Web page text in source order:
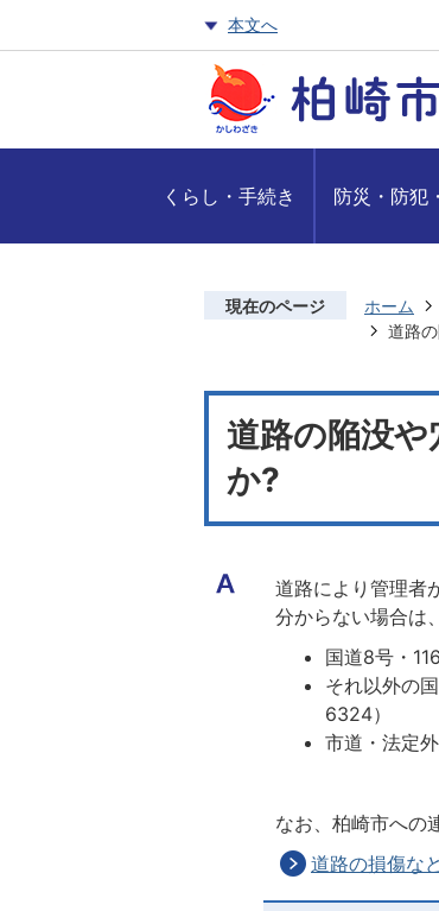
本文へ
くらし・手続き 防災・防犯
現在のページ ホーム
道路
道路の陥没
か?
道路により管理者
分からない場合は
国道8号・
それ以外の
6324）
市道・法定
なお、柏崎市への
道路の損傷な